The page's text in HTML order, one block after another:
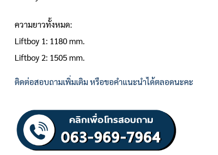
ความยาวทั้งหมด:
Liftboy 1: 1180 mm.
Liftboy 2: 1505 mm.
ติดต่อสอบถามเพิ่มเติม หรือขอคำแนะนำได้ตลอดนะคะ